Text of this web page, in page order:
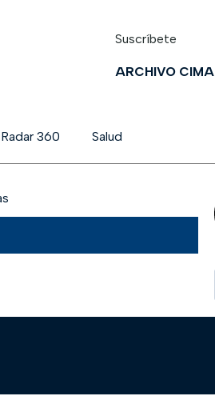
Suscríbete
ARCHIVO CIMA
Radar 360 Salud